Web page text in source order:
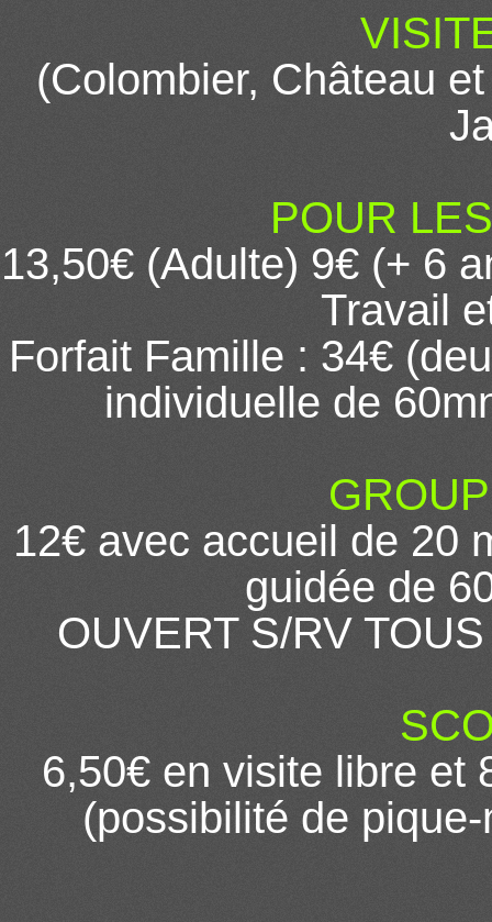
(Colombier, Château
POUR
13,50€ (Adulte) 9€ (+ 6
Travail
Forfait Famille : 34€
individuelle de
12€ avec accueil de 20
guidée de
OUVERT S/RV
6,50€ en visite libre et
(possibilité de